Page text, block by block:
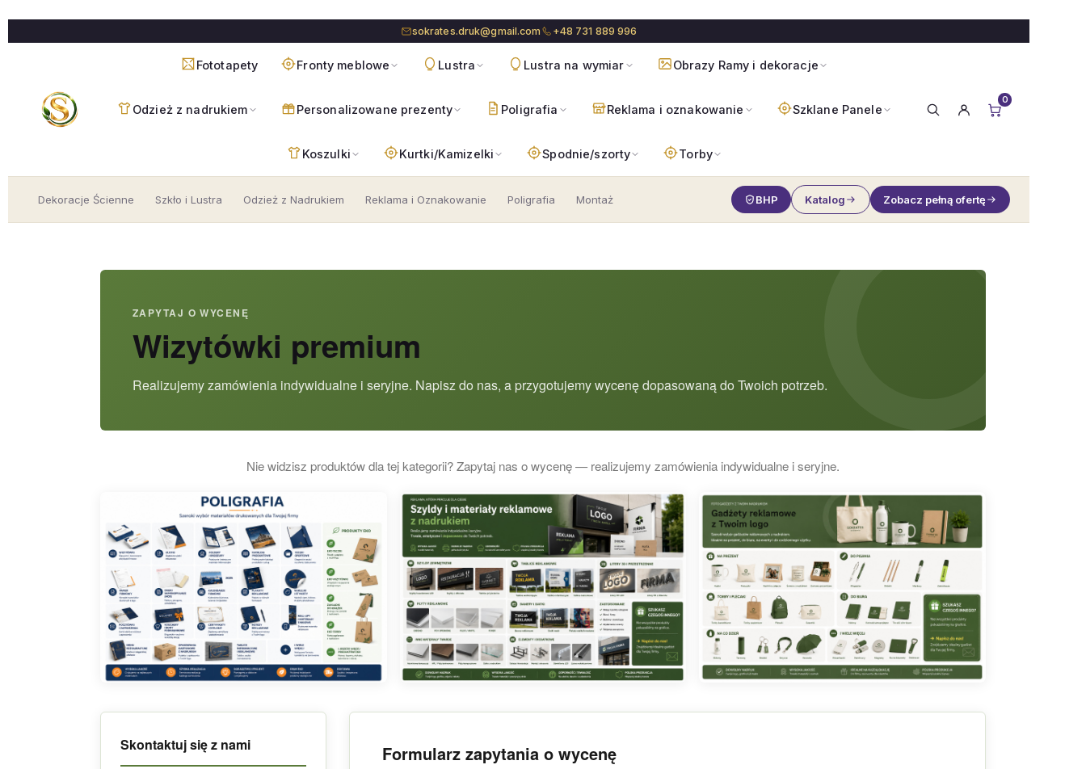
do
sokrates.druk@gmail.com +48 731 889 996
Fototapety Fronty meblowe Lustra Lustra na wymiar Obrazy Ramy i dekoracje
Odzież z nadrukiem Personalizowane prezenty Poligrafia Reklama i oznakowanie Szklane Panele
Koszulki Kurtki/Kamizelki Spodnie/szorty Torby
0
Dekoracje Ścienne Szkło i Lustra Odzież z Nadrukiem Reklama i Oznakowanie Poligrafia Montaż BHP Katalog Zobacz pełną ofertę
ZAPYTAJ O WYCENĘ
Wizytówki premium
Realizujemy zamówienia indywidualne i seryjne. Napisz do nas, a przygotujemy wycenę dopasowaną do Twoich potrzeb.
Nie widzisz produktów dla tej kategorii? Zapytaj nas o wycenę — realizujemy zamówienia indywidualne i seryjne.
Skontaktuj się z nami Formularz zapytania o wycenę